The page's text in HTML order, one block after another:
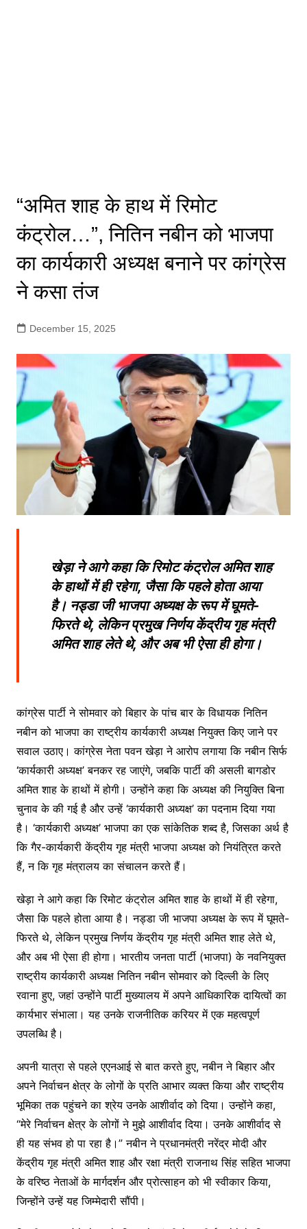
“अमित शाह के हाथ में रिमोट
कंट्रोल…”, नितिन नबीन को भाजपा
का कार्यकारी अध्यक्ष बनाने पर कांग्रेस
ने कसा तंज
December 15, 2025
खेड़ा ने आगे कहा कि रिमोट कंट्रोल अमित शाह
के हाथों में ही रहेगा, जैसा कि पहले होता आया
है। नड्डा जी भाजपा अध्यक्ष के रूप में घूमते-
फिरते थे, लेकिन प्रमुख निर्णय केंद्रीय गृह मंत्री
अमित शाह लेते थे, और अब भी ऐसा ही होगा।
कांग्रेस पार्टी ने सोमवार को बिहार के पांच बार के विधायक नितिन
नबीन को भाजपा का राष्ट्रीय कार्यकारी अध्यक्ष नियुक्त किए जाने पर
सवाल उठाए। कांग्रेस नेता पवन खेड़ा ने आरोप लगाया कि नबीन सिर्फ
‘कार्यकारी अध्यक्ष’ बनकर रह जाएंगे, जबकि पार्टी की असली बागडोर
अमित शाह के हाथों में होगी। उन्होंने कहा कि अध्यक्ष की नियुक्ति बिना
चुनाव के की गई है और उन्हें ‘कार्यकारी अध्यक्ष’ का पदनाम दिया गया
है। ‘कार्यकारी अध्यक्ष’ भाजपा का एक सांकेतिक शब्द है, जिसका अर्थ है
कि गैर-कार्यकारी केंद्रीय गृह मंत्री भाजपा अध्यक्ष को नियंत्रित करते
हैं, न कि गृह मंत्रालय का संचालन करते हैं।
खेड़ा ने आगे कहा कि रिमोट कंट्रोल अमित शाह के हाथों में ही रहेगा,
जैसा कि पहले होता आया है। नड्डा जी भाजपा अध्यक्ष के रूप में घूमते-
फिरते थे, लेकिन प्रमुख निर्णय केंद्रीय गृह मंत्री अमित शाह लेते थे,
और अब भी ऐसा ही होगा। भारतीय जनता पार्टी (भाजपा) के नवनियुक्त
राष्ट्रीय कार्यकारी अध्यक्ष नितिन नबीन सोमवार को दिल्ली के लिए
रवाना हुए, जहां उन्होंने पार्टी मुख्यालय में अपने आधिकारिक दायित्वों का
कार्यभार संभाला। यह उनके राजनीतिक करियर में एक महत्वपूर्ण
उपलब्धि है।
अपनी यात्रा से पहले एएनआई से बात करते हुए, नबीन ने बिहार और
अपने निर्वाचन क्षेत्र के लोगों के प्रति आभार व्यक्त किया और राष्ट्रीय
भूमिका तक पहुंचने का श्रेय उनके आशीर्वाद को दिया। उन्होंने कहा,
“मेरे निर्वाचन क्षेत्र के लोगों ने मुझे आशीर्वाद दिया। उनके आशीर्वाद से
ही यह संभव हो पा रहा है।” नबीन ने प्रधानमंत्री नरेंद्र मोदी और
केंद्रीय गृह मंत्री अमित शाह और रक्षा मंत्री राजनाथ सिंह सहित भाजपा
के वरिष्ठ नेताओं के मार्गदर्शन और प्रोत्साहन को भी स्वीकार किया,
जिन्होंने उन्हें यह जिम्मेदारी सौंपी।